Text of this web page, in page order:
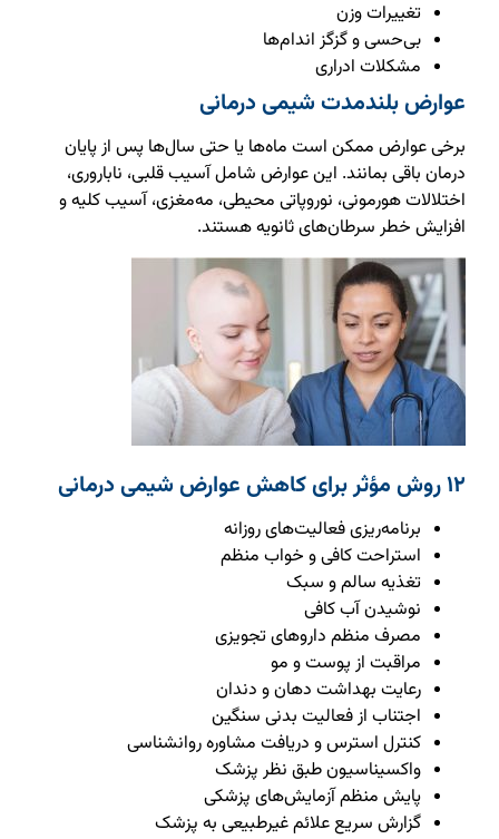
تغییرات وزن
بی‌حسی و گزگز اندام‌ها
مشکلات ادراری
عوارض بلندمدت شیمی درمانی
برخی عوارض ممکن است ماه‌ها یا حتی سال‌ها پس از پایان
درمان باقی بمانند. این عوارض شامل آسیب قلبی، ناباروری،
اختلالات هورمونی، نوروپاتی محیطی، مه‌مغزی، آسیب کلیه و
افزایش خطر سرطان‌های ثانویه هستند.
۱۲ روش مؤثر برای کاهش عوارض شیمی درمانی
برنامه‌ریزی فعالیت‌های روزانه
استراحت کافی و خواب منظم
تغذیه سالم و سبک
نوشیدن آب کافی
مصرف منظم داروهای تجویزی
مراقبت از پوست و مو
رعایت بهداشت دهان و دندان
اجتناب از فعالیت بدنی سنگین
کنترل استرس و دریافت مشاوره روانشناسی
واکسیناسیون طبق نظر پزشک
پایش منظم آزمایش‌های پزشکی
گزارش سریع علائم غیرطبیعی به پزشک